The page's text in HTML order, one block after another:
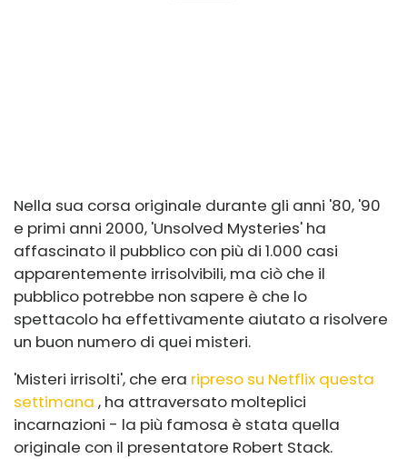
Nella sua corsa originale durante gli anni '80, '90
e primi anni 2000, 'Unsolved Mysteries' ha
affascinato il pubblico con più di 1.000 casi
apparentemente irrisolvibili, ma ciò che il
pubblico potrebbe non sapere è che lo
spettacolo ha effettivamente aiutato a risolvere
un buon numero di quei misteri.
'Misteri irrisolti', che era ripreso su Netflix questa
settimana , ha attraversato molteplici
incarnazioni - la più famosa è stata quella
originale con il presentatore Robert Stack.